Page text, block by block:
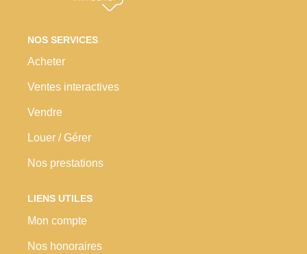
NOS SERVICES
Acheter
Ventes interactives
Vendre
Louer / Gérer
Nos prestations
LIENS UTILES
Mon compte
Nos honoraires